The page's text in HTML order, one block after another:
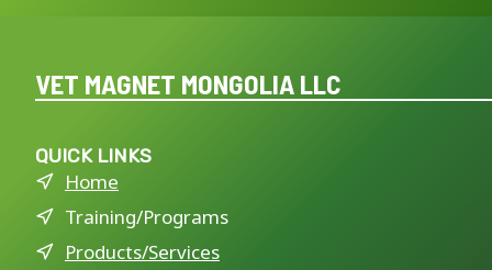
VET MAGNET MONGOLIA LLC
QUICK LINKS
Home
Training/Programs
Products/Services